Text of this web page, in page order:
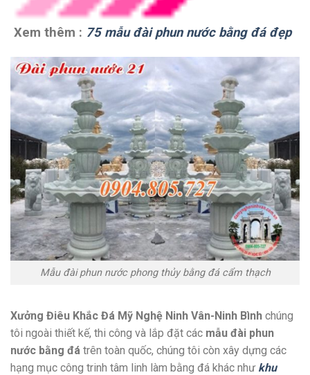
Xem thêm : 75 mẫu đài phun nước bằng đá đẹp
Mẫu đài phun nước phong thủy bằng đá cẩm thạch
Xưởng Điêu Khắc Đá Mỹ Nghệ Ninh Vân-Ninh Bình chúng
tôi ngoài thiết kế, thi công và lắp đặt các mẫu đài phun
nước bằng đá trên toàn quốc, chúng tôi còn xây dựng các
hạng mục công trinh tâm linh làm bằng đá khác như khu